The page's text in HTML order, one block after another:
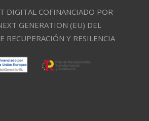
DIGITAL COFINANCIADO POR
GENERATION (EU) DEL
RECUPERACIÓN Y RESILENCIA